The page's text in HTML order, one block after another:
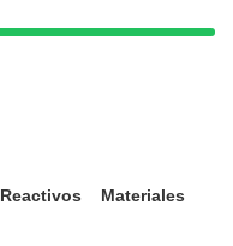
Reactivos
Materiales